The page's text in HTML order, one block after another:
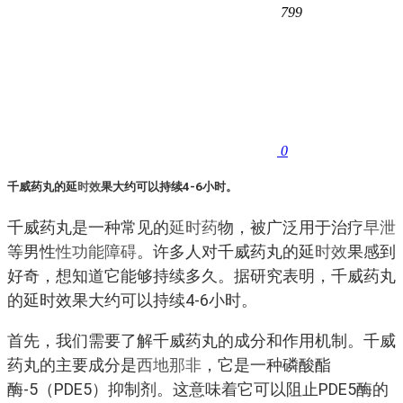
799
0
千威药丸的延 时效果大约可以持续4-6小时。
千威药丸是一种常见的延时药物，被广泛用于治疗早泄
等男性性功能障碍。许多人对千威药丸的延时效果感到
好奇，想知道它能够持续多久。据研究表明，千威药丸
的延时效果大约可以持续4-6小时。
首先，我们需要了解千威药丸的成分和作用机制。千威
药丸的主要成分是西地那非 ，它是一种磷酸酯
酶-5（PDE5）抑制剂。这意味着它可以阻止PDE5酶的